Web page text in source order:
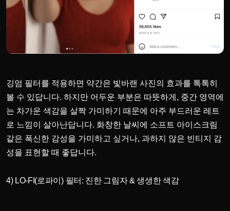
깅엄 필터를 적용하면 약간은 빛바랜 사진의 효과를 톡톡히
볼 수 있답니다. 하지만 어두운 부분은 따뜻하게, 중간 영역에
는 차가운 색감을 살짝 가미하기 때문에 아주 부드러운 레트
로 느낌이 살아난답니다. 화창한 날씨에 소프트 아이스크림
같은 폭신한 감성을 가미하고 싶거나, 과하지 않은 빈티지 감
성을 표현할 때 좋답니다.
4) LO-FI(로파이) 필터: 진한 그림자 & 생생한 색감